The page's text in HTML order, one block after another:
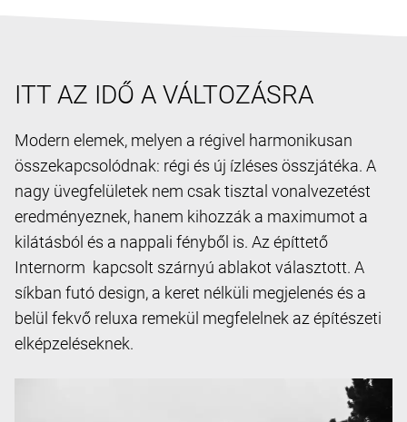
ITT AZ IDŐ A VÁLTOZÁSRA
Modern elemek, melyen a régivel harmonikusan
összekapcsolódnak: régi és új ízléses összjátéka. A
nagy üvegfelületek nem csak tisztal vonalvezetést
eredményeznek, hanem kihozzák a maximumot a
kilátásból és a nappali fényből is. Az építtető
Internorm kapcsolt szárnyú ablakot választott. A
síkban futó design, a keret nélküli megjelenés és a
belül fekvő reluxa remekül megfelelnek az építészeti
elképzeléseknek.